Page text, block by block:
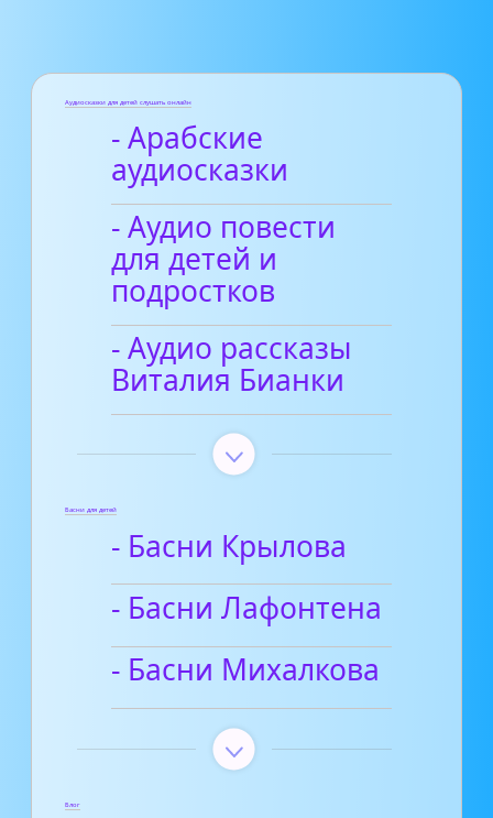
Аудиосказки для детей слушать онлайн
- Арабские
аудиосказки
- Аудио повести
для детей и
подростков
- Аудио рассказы
Виталия Бианки
Басни для детей
- Басни Крылова
- Басни Лафонтена
- Басни Михалкова
Блог